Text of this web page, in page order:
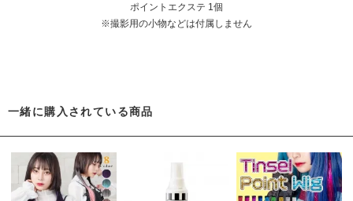
ポイントエクステ 1個
※撮影用の小物などは付属しません
一緒に購入されている商品